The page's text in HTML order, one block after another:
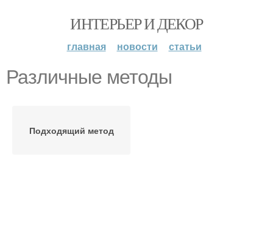
ИНТЕРЬЕР И ДЕКОР
главная новости статьи
Различные методы
Подходящий метод